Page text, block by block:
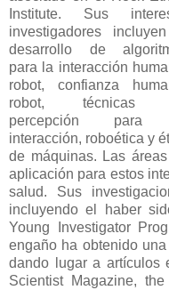
Institute. Sus
investigadores
desarrollo de
para la interacción
robot, confianza
robot, técnicas
percepción para
interacción, roboética y
de máquinas. Las
aplicación para estos
salud. Sus
incluyendo el haber
Young Investigator
engaño ha obtenido
dando lugar a artículos
Scientist Magazine,